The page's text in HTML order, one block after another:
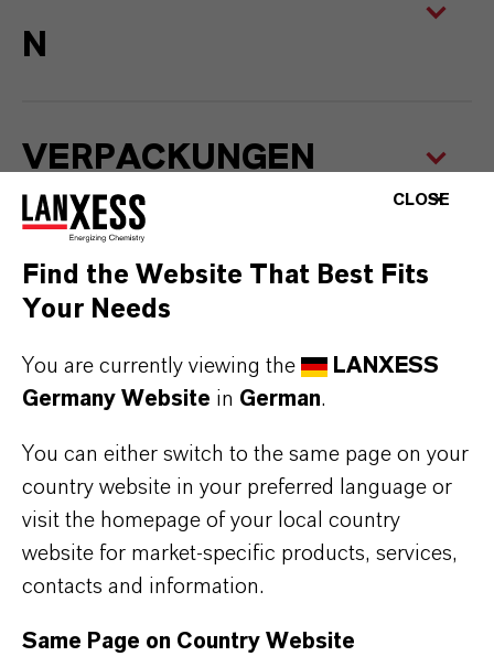
VERPACKUNGEN
CLOSE
Find the Website That Best Fits
Your Needs
You are currently viewing the
LANXESS
Germany Website in German.
You can either switch to the same page on your
country website in your preferred language or
visit the homepage of your local country
website for market-specific products, services,
contacts and information.
Same Page on Country Website